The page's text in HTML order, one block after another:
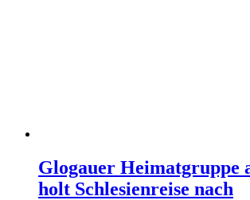
Glogauer Heimatgruppe
holt Schlesienreise nach